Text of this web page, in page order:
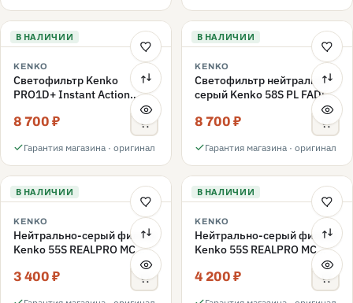
В НАЛИЧИИ
KENKO
Светофильтр Kenko
PRO1D+ Instant Action
Variable NDX3-450+C-PL
переменной плотности
8 700 ₽
Гарантия магазина · оригинал
В НАЛИЧИИ
KENKO
Светофильтр нейтрально-
серый Kenko 58S PL FADER
с переменной плотностью
ND3-ND400 58mm
8 700 ₽
Гарантия магазина · оригинал
В НАЛИЧИИ
KENKO
Нейтрально-серый фильтр
Kenko 55S REALPRO MC
3 400 ₽
В НАЛИЧИИ
KENKO
Нейтрально-серый фильтр
Kenko 55S REALPRO MC
4 200 ₽